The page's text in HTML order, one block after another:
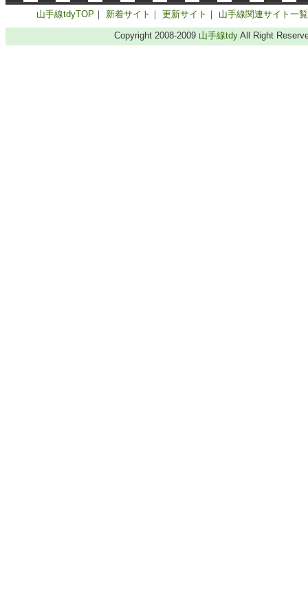
山手線tdyTOP ｜ 新着サイト ｜ 更新サイト ｜ 山手線関連サイト一覧
Copyright 2008-2009 山手線tdyAll Right